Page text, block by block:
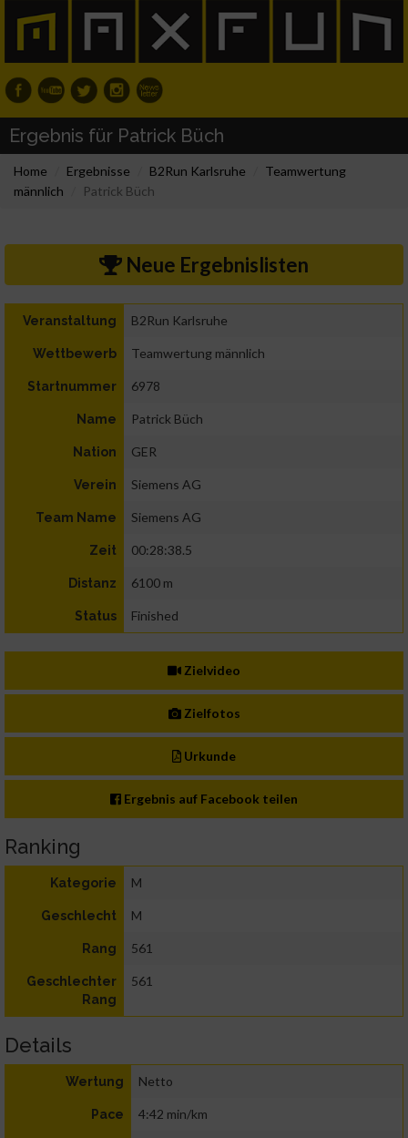
Ergebnis für Patrick Büch
Home Ergebnisse B2Run Karlsruhe
Teamwertung
männlich
Patrick Büch
Neue Ergebnislisten
Veranstaltung B2Run Karlsruhe
Wettbewerb Teamwertung männlich
Startnummer 6978
Name Patrick Büch
Nation GER
Verein Siemens AG
Team Name Siemens AG
Zeit 00:28:38.5
Distanz 6100 m
Status Finished
Zielvideo
Zielfotos
Urkunde
Ergebnis auf Facebook teilen
Ranking
Kategorie M
Geschlecht M
Rang 561
Geschlechter
Rang
561
Details
Wertung Netto
Pace 4:42 min/km